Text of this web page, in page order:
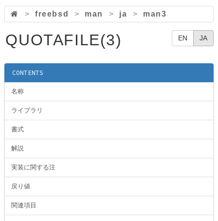
> freebsd > man > ja > man3
EN JA
QUOTAFILE(3)
CONTENTS
名称
ライブラリ
書式
解説
実装に関する注
戻り値
関連項目